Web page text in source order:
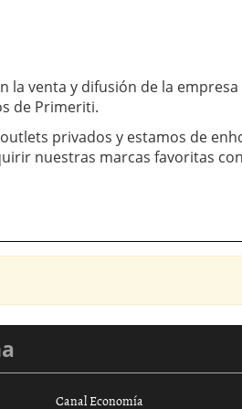
la venta y difusión de la empresa
de Primeriti.
privados y estamos de
nuestras marcas favoritas
Canal Economía